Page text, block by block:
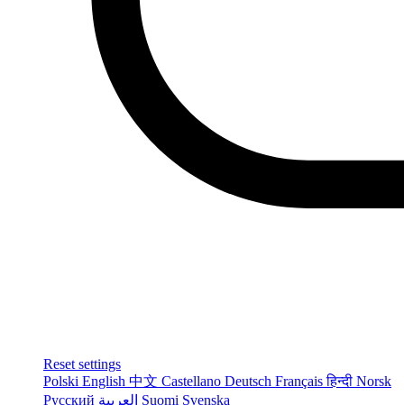
Reset settings
Polski English 中文 Castellano Deutsch Françaisहिन्दी Norsk
Русский
Suomi Svenska